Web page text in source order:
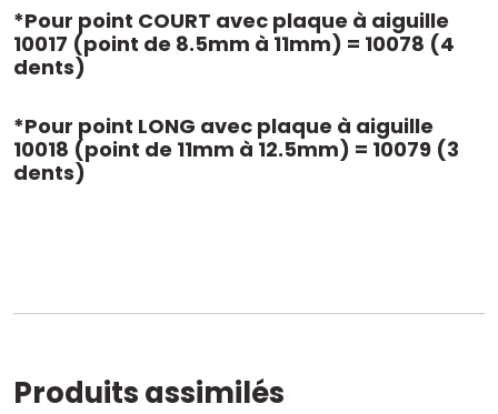
*Pour point COURT avec plaque à aiguille
10017 (point de 8.5mm à 11mm) = 10078 (4
dents)
*Pour point LONG avec plaque à aiguille
10018 (point de 11mm à 12.5mm) = 10079 (3
dents)
Produits assimilés